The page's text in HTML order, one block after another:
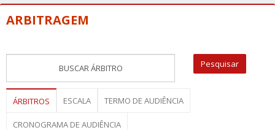
ARBITRAGEM
ÁRBITROS ESCALA TERMO DE AUDIÊNCIA
CRONOGRAMA DE AUDIÊNCIA